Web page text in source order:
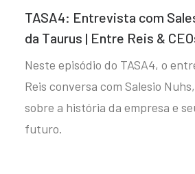
TASA4: Entrevista com
da Taurus | Entre Reis &
Neste episódio do TASA4, o
Reis conversa com Salesio
sobre a história da empresa e
futuro.